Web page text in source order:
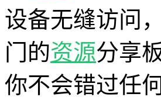
设备无缝访问
门的资源分享
你不会错过任